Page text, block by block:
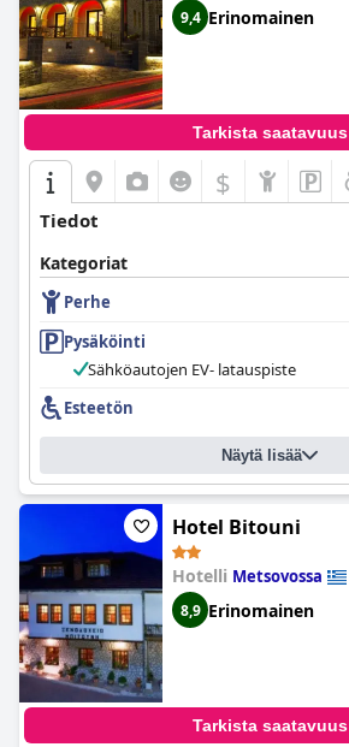
9,4 Erinomainen
Tarkista saatavuus
$
Tiedot
Kategoriat
Perhe
Pysäköinti
Sähköautojen EV- latauspiste
Esteetön
Näytä lisää
Hotel Bitouni
Hotelli Metsovossa
8,9 Erinomainen
Tarkista saatavuus